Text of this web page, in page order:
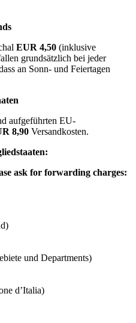
EUR 4,50 (inklusive
grundsätzlich bei jeder
an Sonn- und Feiertagen
aufgeführten EU-
8,90 Versandkosten.
ask for forwarding charges:
und Departments)
d’Italia)